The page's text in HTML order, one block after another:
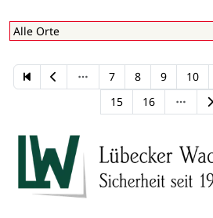
7 8 9 10
15
16